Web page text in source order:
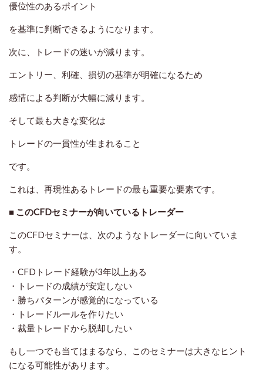
優位性のあるポイント
を基準に判断できるようになります。
次に、トレードの迷いが減ります。
エントリー、利確、損切の基準が明確になるため
感情による判断が大幅に減ります。
そして最も大きな変化は
トレードの一貫性が生まれること
です。
これは、再現性あるトレードの最も重要な要素です。
■ このCFDセミナーが向いているトレーダー
このCFDセミナーは、次のようなトレーダーに向いていま
す。
・CFDトレード経験が3年以上ある
・トレードの成績が安定しない
・勝ちパターンが感覚的になっている
・トレードルールを作りたい
・裁量トレードから脱却したい
もし一つでも当てはまるなら、このセミナーは大きなヒント
になる可能性があります。